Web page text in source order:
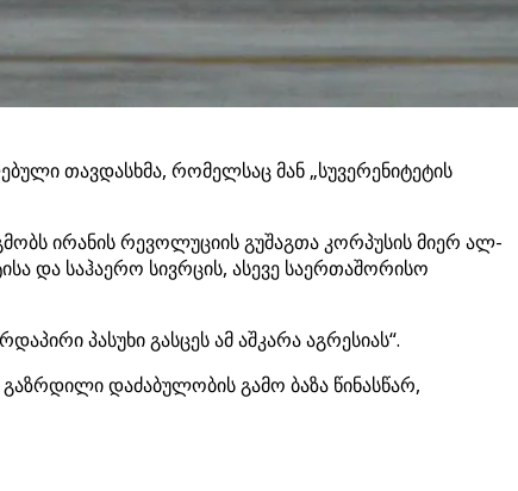
თავდასხმა, რომელსაც მან „სუვერენიტეტის
ირანის რევოლუციის გუშაგთა კორპუსის მიერ ალ-
და საჰაერო სივრცის, ასევე საერთაშორისო
პასუხი გასცეს ამ აშკარა აგრესიას“.
დაძაბულობის გამო ბაზა წინასწარ,